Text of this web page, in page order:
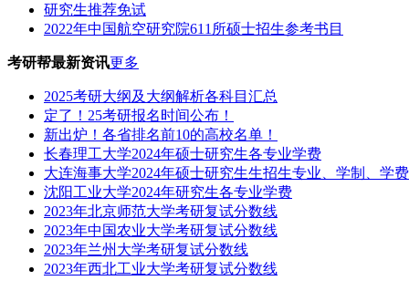
研究生推荐免试
2022年中国航空研究院611所硕士招生参考书目
考研帮最新资讯更多
2025考研大纲及大纲解析各科目汇总
定了！25考研报名时间公布！
新出炉！各省排名前10的高校名单！
长春理工大学2024年硕士研究生各专业学费
大连海事大学2024年硕士研究生生招生专业、学制、学
沈阳工业大学2024年研究生各专业学费
2023年北京师范大学考研复试分数线
2023年中国农业大学考研复试分数线
2023年兰州大学考研复试分数线
2023年西北工业大学考研复试分数线